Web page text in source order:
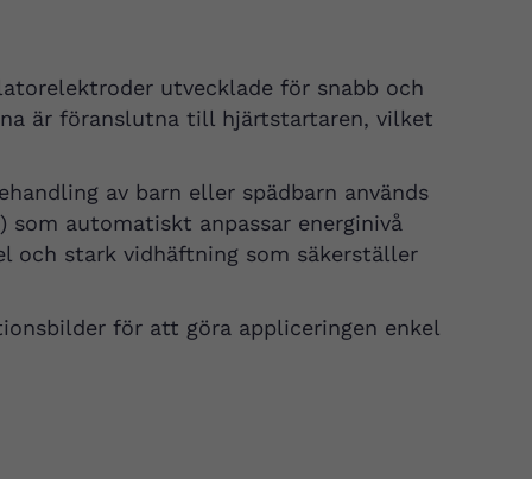
utvecklade för snabb och
är föranslutna till hjärtstartaren, vilket
av barn eller spädbarn används
som automatiskt anpassar energinivå
och stark vidhäftning som säkerställer
för att göra appliceringen enkel